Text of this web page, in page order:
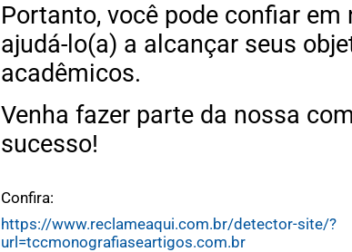
Portanto, você pode confiar em
ajudá-lo(a) a alcançar seus
acadêmicos.
Venha fazer parte da nossa
sucesso!
Confira:
https://www.reclameaqui.com.br/detector-site/?
url=tccmonografiaseartigos.com.br